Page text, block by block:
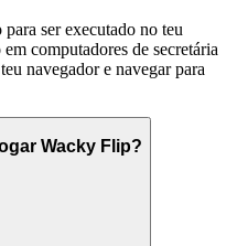
ser executado no teu
computadores de secretária
navegador e navegar para
Wacky Flip?